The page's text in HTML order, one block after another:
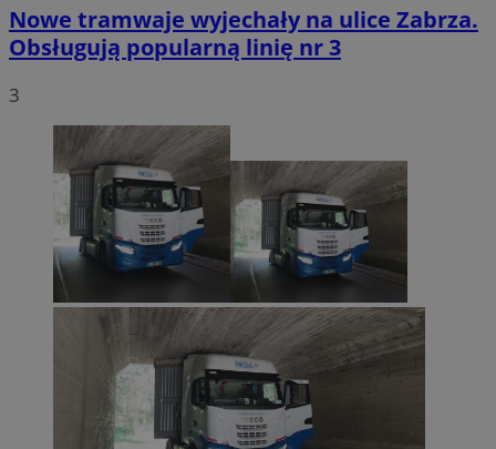
Nowe tramwaje wyjechały na ulice Zabrza.
Obsługują popularną linię nr 3
3